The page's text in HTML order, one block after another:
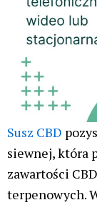
Susz CBD
siewnej, która
zawartości
terpenowych.